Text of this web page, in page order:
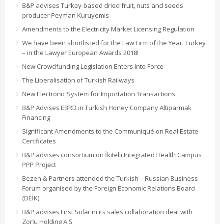
B&P advises Turkey-based dried fruit, nuts and seeds
producer Peyman Kuruyemis
Amendments to the Electricity Market Licensing Regulation
We have been shortlisted for the Law Firm of the Year: Turkey
– in the Lawyer European Awards 2018!
New Crowdfunding Legislation Enters Into Force
The Liberalisation of Turkish Railways
New Electronic System for Importation Transactions
B&P Advises EBRD in Turkish Honey Company Altıparmak
Financing
Significant Amendments to the Communiqué on Real Estate
Certificates
B&P advises consortium on İkitelli Integrated Health Campus
PPP Project
Bezen & Partners attended the Turkish – Russian Business
Forum organised by the Foreign Economic Relations Board
(DEİK)
B&P advises First Solar in its sales collaboration deal with
Zorlu Holding A.Ş